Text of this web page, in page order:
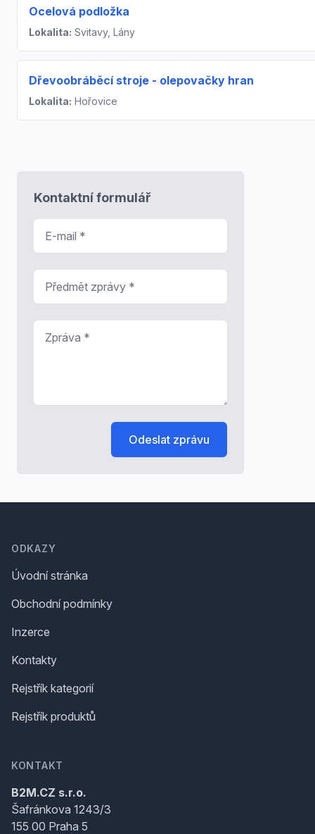
Ocelová podložka
Lokalita: Svitavy, Lány
Dřevoobráběcí stroje - olepovačky hran
Lokalita: Hořovice
Kontaktní formulář
Odeslat zprávu
ODKAZY
Úvodní stránka
Obchodní podmínky
Inzerce
Kontakty
Rejstřík kategorií
Rejstřík produktů
KONTAKT
B2M.CZ s.r.o.
Šafránkova 1243/3
155 00 Praha 5